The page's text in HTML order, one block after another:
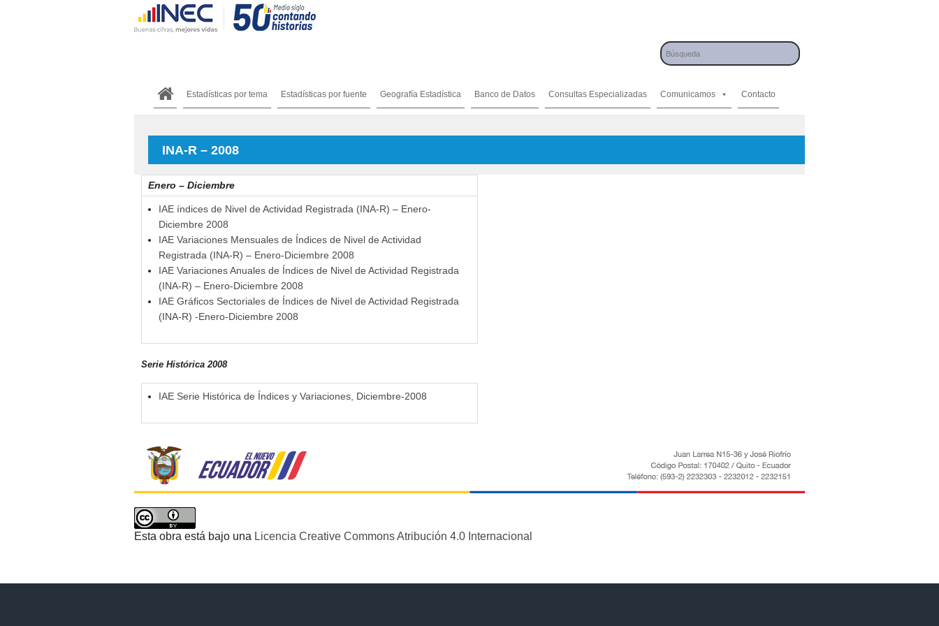
Estadísticas por tema Estadísticas por fuente Geografía Estadística Banco de Datos Consultas Especializadas Comunicamos Contacto
INA-R – 2008
Enero – Diciembre
IAE índices de Nivel de Actividad Registrada (INA-R) – Enero-
Diciembre 2008
IAE Variaciones Mensuales de Índices de Nivel de Actividad
Registrada (INA-R) – Enero-Diciembre 2008
IAE Variaciones Anuales de Índices de Nivel de Actividad Registrada
(INA-R) – Enero-Diciembre 2008
IAE Gráficos Sectoriales de Índices de Nivel de Actividad Registrada
(INA-R) -Enero-Diciembre 2008
Serie Histórica 2008
IAE Serie Histórica de Índices y Variaciones, Diciembre-2008
Esta obra está bajo una Licencia Creative Commons Atribución 4.0 Internacional